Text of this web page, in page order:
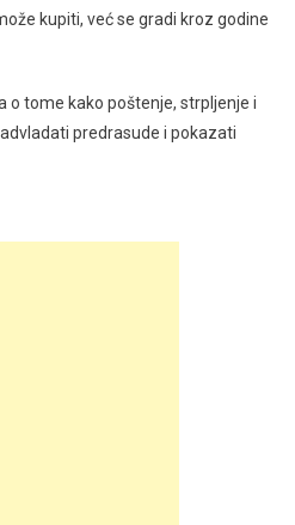
kupiti, već se gradi kroz godine
o tome kako poštenje, strpljenje i
predrasude i pokazati